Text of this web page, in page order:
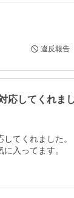
違反報告
てくれました。
入ってます。